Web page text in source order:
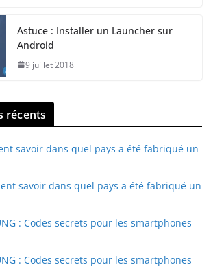
Astuce : Installer un Launcher sur
Android
9 juillet 2018
récents
savoir dans quel pays a été fabriqué un
savoir dans quel pays a été fabriqué un
: Codes secrets pour les smartphones
: Codes secrets pour les smartphones